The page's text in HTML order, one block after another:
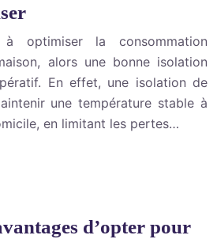
optimiser la consommation
alors une bonne isolation
En effet, une isolation de
une température stable à
en limitant les pertes…
d’opter pour